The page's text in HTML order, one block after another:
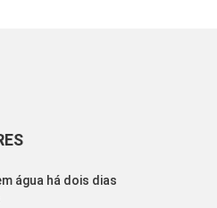
água há dois dias